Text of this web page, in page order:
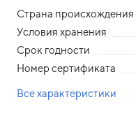
Страна происхождения
Условия хранения
Срок годности
Номер сертификата
Все характеристики